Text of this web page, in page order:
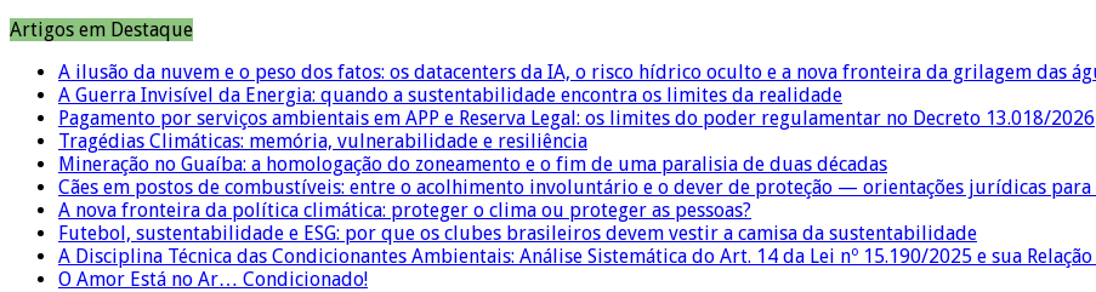
Artigos em Destaque
A ilusão da nuvem e o peso dos fatos: os datacenters da IA, o risco hídrico oculto e a nova fronteira da grilagem das
A Guerra Invisível da Energia: quando a sustentabilidade encontra os limites da realidade
Pagamento por serviços ambientais em APP e Reserva Legal: os limites do poder regulamentar no Decreto 13.018/2026
Tragédias Climáticas: memória, vulnerabilidade e resiliência
Mineração no Guaíba: a homologação do zoneamento e o fim de uma paralisia de duas décadas
Cães em postos de combustíveis: entre o acolhimento involuntário e o dever de proteção — orientações jurídicas
A nova fronteira da política climática: proteger o clima ou proteger as pessoas?
Futebol, sustentabilidade e ESG: por que os clubes brasileiros devem vestir a camisa da sustentabilidade
A Disciplina Técnica das Condicionantes Ambientais: Análise Sistemática do Art. 14 da Lei nº 15.190/2025 e sua
O Amor Está no Ar… Condicionado!